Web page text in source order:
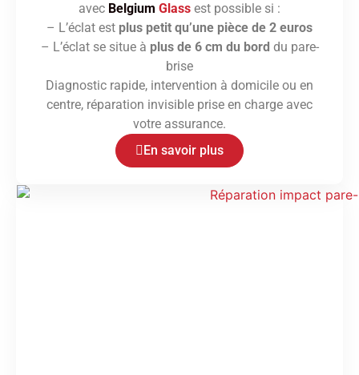
avec Belgium Glass est possible si :
– L’éclat est plus petit qu’une pièce de 2 euros
– L’éclat se situe à plus de 6 cm du bord du pare-
brise
Diagnostic rapide, intervention à domicile ou en
centre, réparation invisible prise en charge avec
votre assurance.
En savoir plus